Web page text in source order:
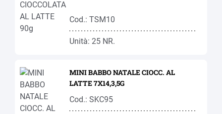
Cod.: TSM10
Unità: 25 NR.
MINI BABBO NATALE CIOCC. AL
LATTE 7X14,3,5G
Cod.: SKC95